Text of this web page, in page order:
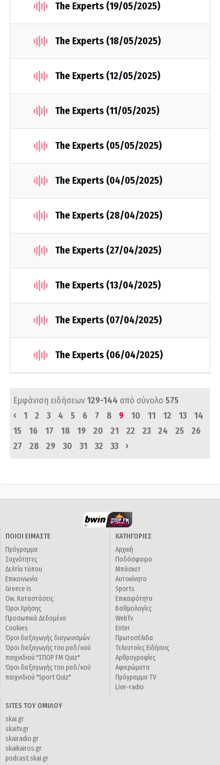
The Experts (19/05/2025)
The Experts (18/05/2025)
The Experts (12/05/2025)
The Experts (11/05/2025)
The Experts (05/05/2025)
The Experts (04/05/2025)
The Experts (28/04/2025)
The Experts (27/04/2025)
The Experts (13/04/2025)
The Experts (07/04/2025)
The Experts (06/04/2025)
Εμφάνιση ειδήσεων129-144 από σύνολο 575
‹
1 2 3 4 5 6 7 8 9 10 11 12 13
14
15
16 17 18 19 20 21 22 23 24 25
26
27
28 29 30 31 32 33 ›
ΠΟΙΟΙ ΕΙΜΑΣΤΕ
Πρόγραμμα
Συχνότητες
Δελτία τύπου
Επικοινωνία
Greece Is
Οικ. Καταστάσεις
Όροι Χρήσης
Προσωπικά Δεδομένα
Cookies
Όροι διεξαγωγής διαγωνισμών
Όροι διεξαγωγής του ραδ/κού
παιχνιδιού "ΣΠΟΡ FM Quiz"
Όροι διεξαγωγής του ραδ/κού
παιχνιδιού "Sport Quiz"
ΚΑΤΗΓΟΡΙΕΣ
Αρχική
Ποδόσφαιρο
Μπάσκετ
Αυτοκίνητο
Sports
Επικαιρότητα
Βαθμολογίες
WebTv
Enter
Πρωτοσέλιδα
Τελευταίες Ειδήσεις
Αρθρογραφίες
Αφιερώματα
Πρόγραμμα TV
Live-radio
SITES ΤΟΥ ΟΜΙΛΟΥ
skai.gr
skaitv.gr
skairadio.gr
skaikairos.gr
podcast.skai.gr